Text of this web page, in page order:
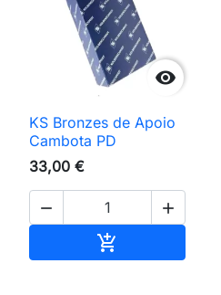

KS Bronzes de Apoio
Cambota PD
33,00 €
 
